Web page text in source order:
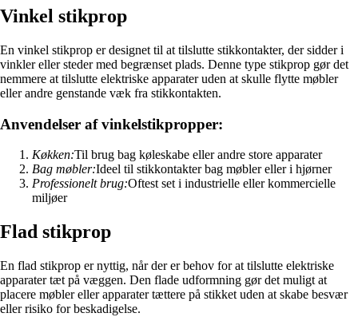
Vinkel stikprop
En vinkel stikprop er designet til at tilslutte stikkontakter, der sidder i
vinkler eller steder med begrænset plads. Denne type stikprop gør det
nemmere at tilslutte elektriske apparater uden at skulle flytte møbler
eller andre genstande væk fra stikkontakten.
Anvendelser af vinkelstikpropper:
Køkken:Til brug bag køleskabe eller andre store apparater
Bag møbler:Ideel til stikkontakter bag møbler eller i hjørner
Professionelt brug:Oftest set i industrielle eller kommercielle
miljøer
Flad stikprop
En flad stikprop er nyttig, når der er behov for at tilslutte elektriske
apparater tæt på væggen. Den flade udformning gør det muligt at
placere møbler eller apparater tættere på stikket uden at skabe besvær
eller risiko for beskadigelse.